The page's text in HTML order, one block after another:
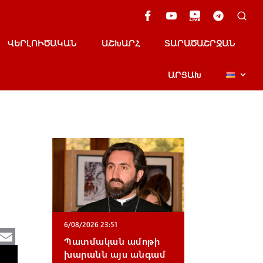
ՎԵՐԼՈՒԾԱԿԱՆ ԱՇԽԱՐՀ ՏԱՐԱԾԱՇՐՋԱՆ
ԱՐՑԱԽ
Te 6/08/2026 23:51
Պատմական ամոթի
խարանն այս անգամ